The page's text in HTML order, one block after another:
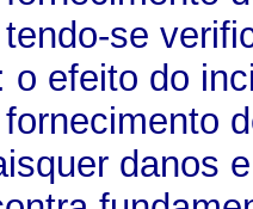
se
o efeito do
danos